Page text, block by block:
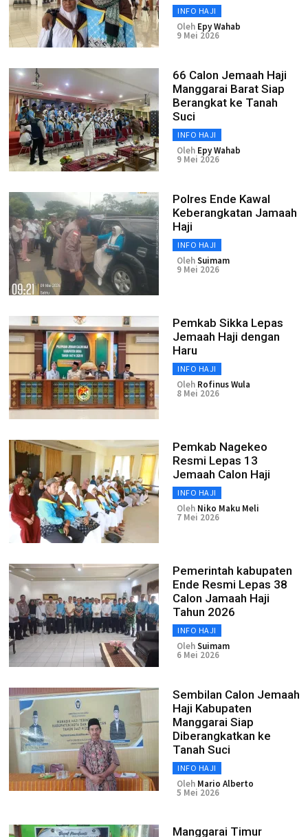
INFO HAJI
Oleh Epy Wahab
9 Mei 2026
66 Calon Jemaah Haji
Manggarai Barat Siap
Berangkat ke Tanah
Suci
INFO HAJI
Oleh Epy Wahab
9 Mei 2026
Polres Ende Kawal
Keberangkatan Jamaah
Haji
INFO HAJI
OlehSuimam
9 Mei 2026
Pemkab Sikka Lepas
Jemaah Haji dengan
Haru
INFO HAJI
Oleh Rofinus Wula
8 Mei 2026
Pemkab Nagekeo
Resmi Lepas 13
Jemaah Calon Haji
INFO HAJI
Oleh Niko Maku Meli
7 Mei 2026
Pemerintah kabupaten
Ende Resmi Lepas 38
Calon Jamaah Haji
Tahun 2026
INFO HAJI
OlehSuimam
6 Mei 2026
Sembilan Calon Jemaah
Haji Kabupaten
Manggarai Siap
Diberangkatkan ke
Tanah Suci
INFO HAJI
Oleh Mario Alberto
5 Mei 2026
Manggarai Timur